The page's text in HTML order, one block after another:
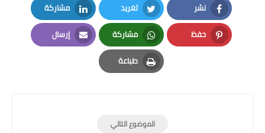
نشر
Facebook
تغريد
Twitter
مشاركة
LinkedIn
حفظ
Pinterest
مشاركة
Whatsapp
إرسال
Email
طباعة
Print
الموضوع التالي